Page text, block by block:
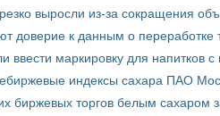
выросли из-за сокращения
доверие к данным о переработке
ввести маркировку для напитков
индексы сахара ПАО
биржевых торгов белым сахаром